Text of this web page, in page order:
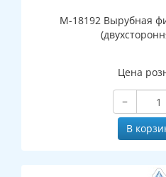
М-18192 Вырубная
Цена
−
В